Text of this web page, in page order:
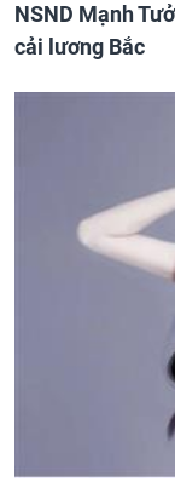
NSND Mạnh
cải lương Bắc